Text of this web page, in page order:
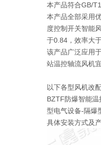
本产品符合GB/
本产品全部采用
度控制开关智能
于0.84，效率大
该产品广泛应用
站温控轴流风机
以下各型风机改
BZTF防爆智能
型电气设备-隔爆
具体安装方式及